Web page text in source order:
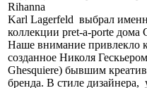
Rihanna
Karl Lagerfeld выбрал
коллекции pret-a-porte дома
Наше внимание привлекло
созданное Николя
Ghesquiere) бывшим
бренда. В стиле дизайнера,